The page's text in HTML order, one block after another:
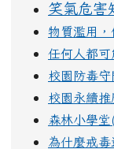
笑氣危害
物質濫用
任何人都
校園防毒守
校園永續
森林小學
為什麼戒